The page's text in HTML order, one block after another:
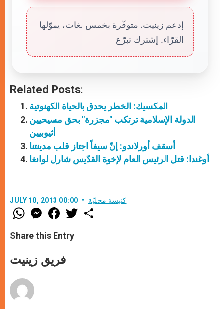
إدعم زينيت. متوفّرة بخمس لغات، يموّلها
القرّاء. إشترك تبرّع
Related Posts:
المكسيك: الخطر يحدق بالحياة الكهنوتية
الدولة الإسلامية ترتكب "مجزرة" بحق مسيحيين
أثيوبيين
أسقف أورلاندو: إنّ سيفاً اجتاز قلب مدينتنا
أوغندا: قتل الرئيس العام لإخوة القدّيس شارل لوانغا
JULY 10, 2013 00:00 كنيسة محليّة
W
h
t
s
p
p
M
e
s
e
g
e
F
a
e
b
o
k
w
Share this Entry
فريق زينيت